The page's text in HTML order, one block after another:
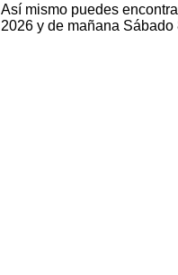
Así mismo puedes
2026 y de mañana